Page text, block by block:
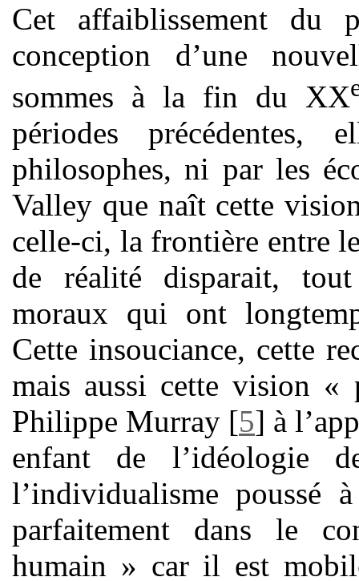
Cet affaiblissement du
conception d’une
sommes à la fin du XX
périodes
philosophes, ni par les
Valley que naît cette
celle-ci, la frontière entre
de réalité disparait,
moraux qui ont
Cette insouciance, cette
mais aussi cette vision «
Philippe Murray [5] à
enfant de l’idéologie
l’individualisme poussé
parfaitement dans le
humain » car il est